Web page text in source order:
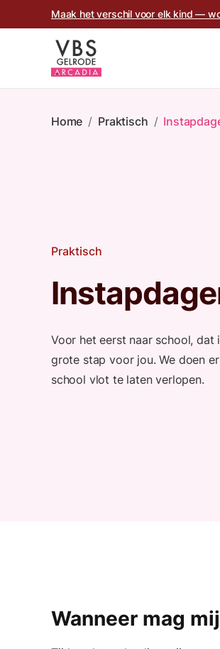
Maak het verschil voor elk kind —
Home / Praktisch /
Praktisch
Voor het eerst naar school,
grote stap voor jou. We doen
school vlot te laten verlopen.
Wanneer mag